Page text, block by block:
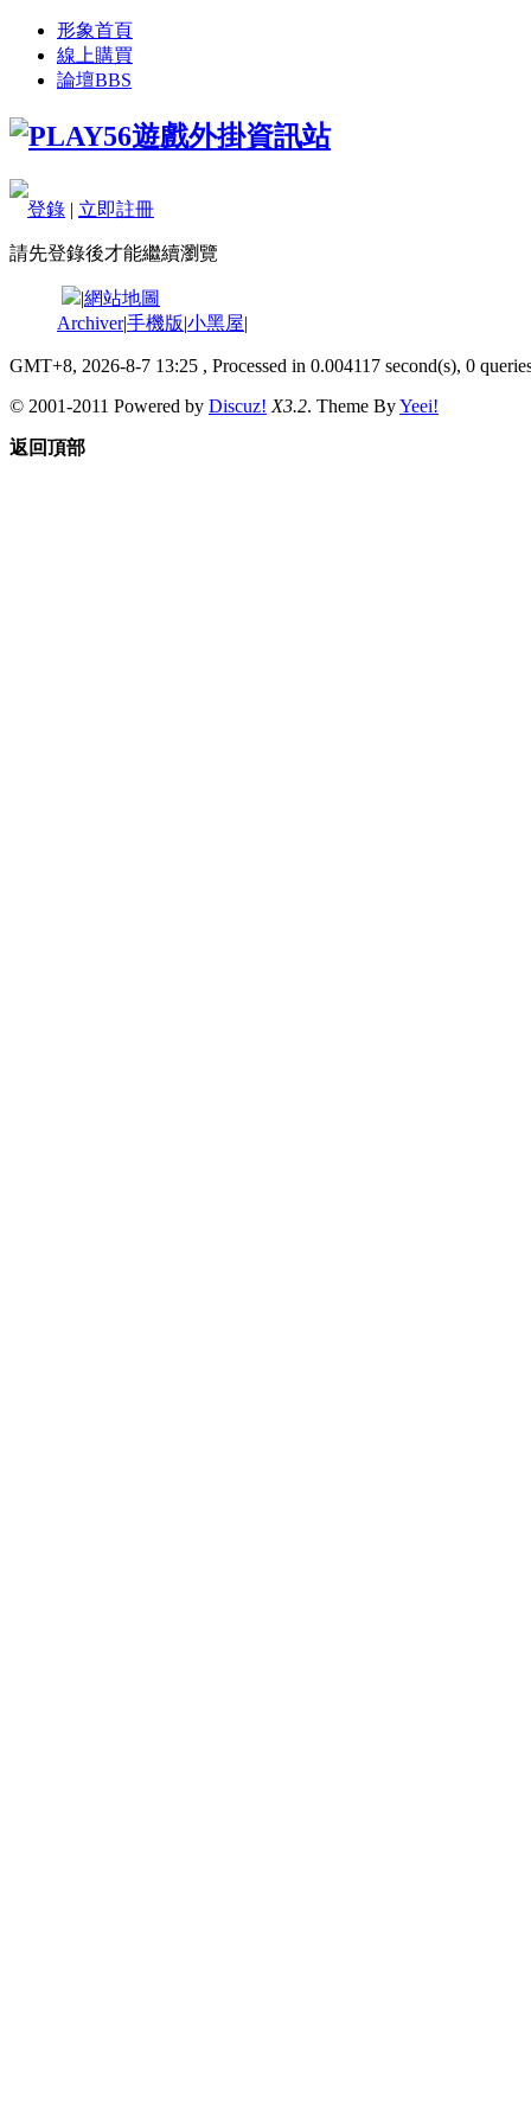
形象首頁
線上購買
論壇BBS
登錄 | 立即註冊
請先登錄後才能繼續瀏覽
|網站地圖
Archiver|手機版|小黑屋|
GMT+8, 2026-8-7 13:25 , Processed in 0.004117 second(s), 0
© 2001-2011 Powered by Discuz! X3.2. Theme ByYeei!
返回頂部